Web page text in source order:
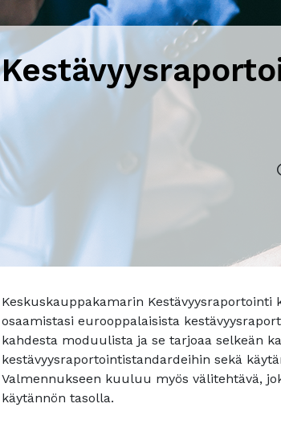
Keskuskauppakamarin Kestävyysraportointi
osaamistasi eurooppalaisista
kahdesta moduulista ja se tarjoaa selkeän
kestävyysraportointistandardeihin sekä
Valmennukseen kuuluu myös välitehtävä,
käytännön tasolla.